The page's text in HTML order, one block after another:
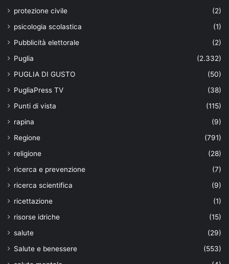
protezione civile
(2)
psicologia scolastica
(1)
Pubblicità elettorale
(2)
Puglia
(2.332)
PUGLIA DI GUSTO
(50)
PugliaPress TV
(38)
Punti di vista
(115)
rapina
(9)
Regione
(791)
religione
(28)
ricerca e prevenzione
(7)
ricerca scientifica
(9)
ricettazione
(1)
risorse idriche
(15)
salute
(29)
Salute e benessere
(553)